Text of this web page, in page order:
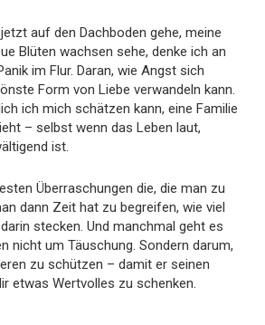
auf den Dachboden gehe, meine
Blüten wachsen sehe, denke ich an
im Flur. Daran, wie Angst sich
Form von Liebe verwandeln kann.
ich mich schätzen kann, eine Familie
– selbst wenn das Leben laut,
ist.
Überraschungen die, die man zu
dann Zeit hat zu begreifen, wie viel
stecken. Und manchmal geht es
nicht um Täuschung. Sondern darum,
zu schützen – damit er seinen
etwas Wertvolles zu schenken.